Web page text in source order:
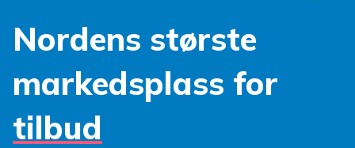
sortiment av
Nordens største
markedsplass for
tilbud